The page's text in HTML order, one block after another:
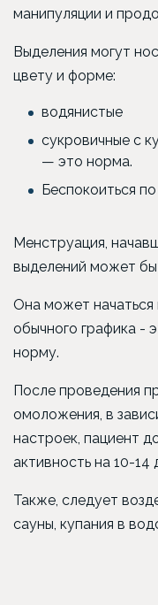
манипуляции и
Выделения могут
цвету и форме:
водянистые
сукровичные с
— это норма.
Беспокоиться
Менструация,
выделений может
Она может начаться
обычного графика -
норму.
После проведения
омоложения, в
настроек, пациент
активность на 10-14
Также, следует
сауны, купания в